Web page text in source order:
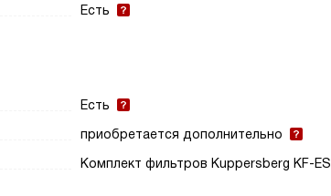
Есть
Есть
приобретается дополнительно
Комплект фильтров Kuppersberg KF-ES